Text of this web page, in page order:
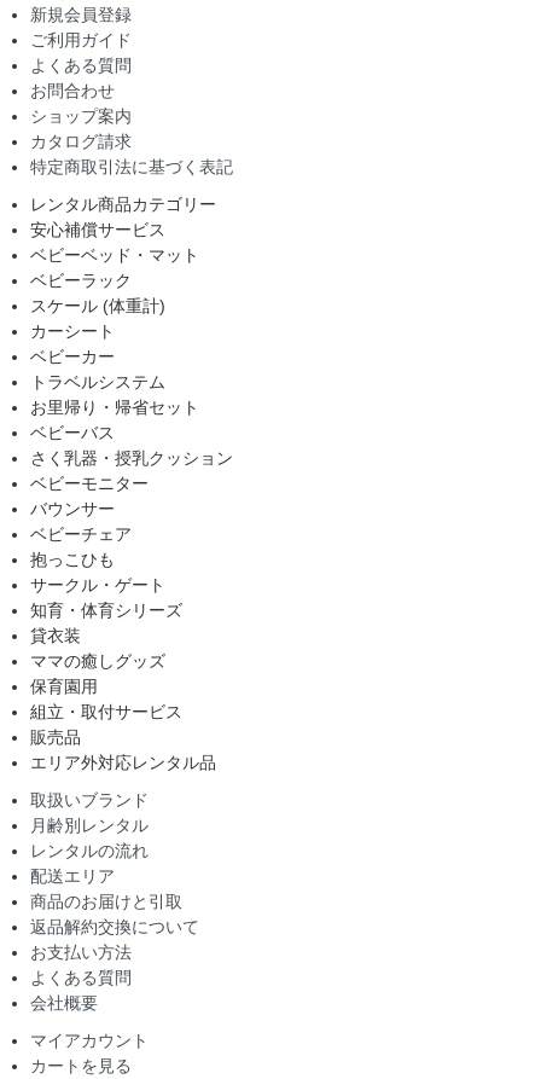
新規会員登録
ご利用ガイド
よくある質問
お問合わせ
ショップ案内
カタログ請求
特定商取引法に基づく表記
レンタル商品カテゴリー
安心補償サービス
ベビーベッド・マット
ベビーラック
スケール (体重計)
カーシート
ベビーカー
トラベルシステム
お里帰り・帰省セット
ベビーバス
さく乳器・授乳クッション
ベビーモニター
バウンサー
ベビーチェア
抱っこひも
サークル・ゲート
知育・体育シリーズ
貸衣装
ママの癒しグッズ
保育園用
組立・取付サービス
販売品
エリア外対応レンタル品
取扱いブランド
月齢別レンタル
レンタルの流れ
配送エリア
商品のお届けと引取
返品解約交換について
お支払い方法
よくある質問
会社概要
マイアカウント
カートを見る